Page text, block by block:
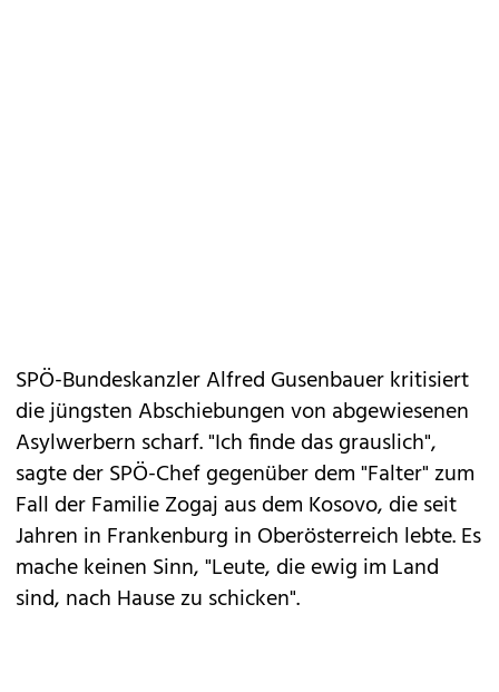
SPÖ-Bundeskanzler Alfred Gusenbauer kritisiert
die jüngsten Abschiebungen von abgewiesenen
Asylwerbern scharf. "Ich finde das grauslich",
sagte der SPÖ-Chef gegenüber dem "Falter" zum
Fall der Familie Zogaj aus dem Kosovo, die seit
Jahren in Frankenburg in Oberösterreich lebte. Es
mache keinen Sinn, "Leute, die ewig im Land
sind, nach Hause zu schicken".